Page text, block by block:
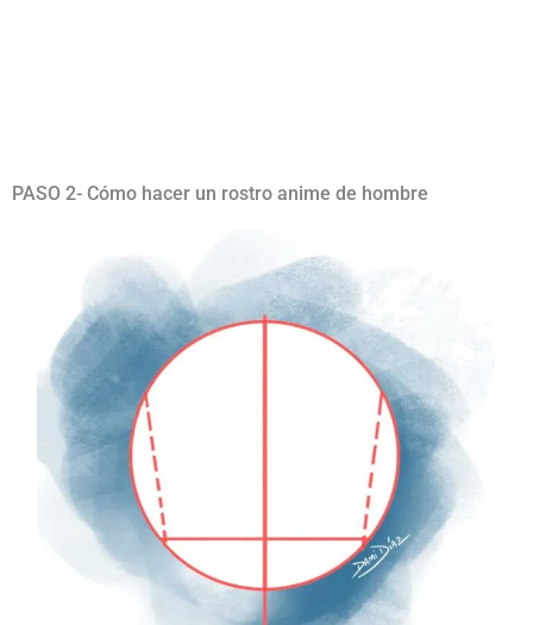
PASO 2- Cómo hacer un rostro anime de hombre